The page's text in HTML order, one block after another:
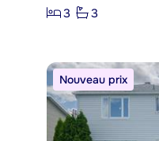
3
3
Nouveau prix